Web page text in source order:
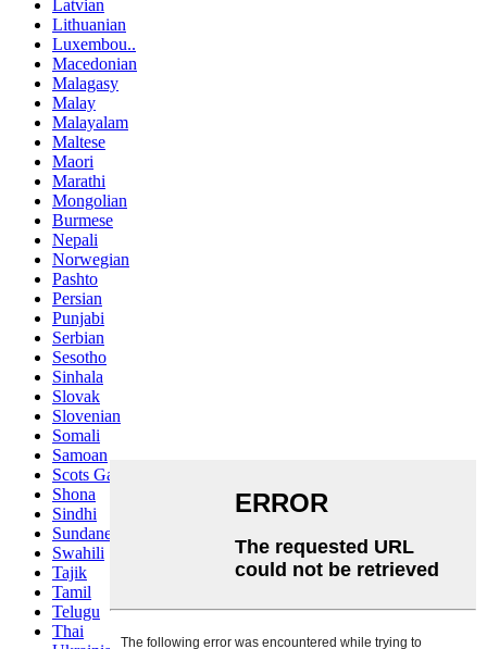
Latvian
Lithuanian
Luxembou..
Macedonian
Malagasy
Malay
Malayalam
Maltese
Maori
Marathi
Mongolian
Burmese
Nepali
Norwegian
Pashto
Persian
Punjabi
Serbian
Sesotho
Sinhala
Slovak
Slovenian
Somali
Samoan
Scots Gaelic
Shona
Sindhi
Sundanese
Swahili
Tajik
Tamil
Telugu
Thai